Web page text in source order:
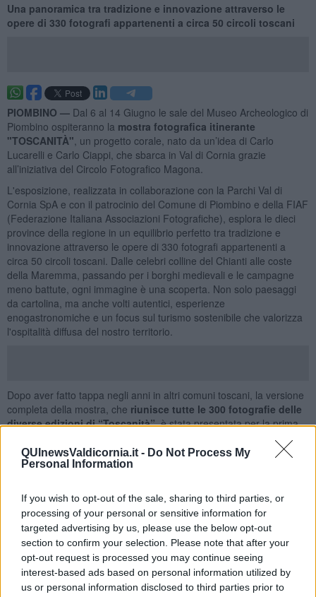
QUInewsValdicornia.it - Do Not Process My
Personal Information
If you wish to opt-out of the sale, sharing to third parties, or
processing of your personal or sensitive information for
targeted advertising by us, please use the below opt-out
section to confirm your selection. Please note that after your
opt-out request is processed you may continue seeing
interest-based ads based on personal information utilized by
us or personal information disclosed to third parties prior to
Una panoramica tra tradizione e innovazione attraverso le
opere di 330 fotografi appartenenti a circa 50 circoli toscani
PIOMBINO — Dal 6 al 14 Giugno le sale del Museo Archeologico di
Piombino ospiteranno la mostra fotografica itinerante
"TOSCANITÀ" , un progetto corale, nato da un’idea di Carlo
Lucarelli e Carlo Ciappi, che sbarca in Val di Cornia grazie
all’iniziativa del Circolo Fotografico Magona.
L'esposizione, realizzata in collaborazione con la Parchi Val di
Cornia SpA e con il patrocinio del Comune di Piombino e della FIAF
(Federazione Italiana Associazioni Fotografiche), esplora le dieci
province della regione in un equilibrio perfetto tra tradizione e
innovazione attraverso le opere di 330 fotografi appartenenti a
circa 50 circoli toscani. Dalle celebri colline del Chianti alle coste
della Maremma, passando per i borghi medievali e le campagne
meno battute, ogni immagine è una scoperta. Non solo paesaggi
da cartolina, ma anche volti autentici, esperienze
enogastronomiche e un focus sul turismo sostenibile che valorizza
l'ospitalità diffusa del nostro territorio.
Dopo aver fatto tappa negli anni in altri comuni toscani, la versione
completa della mostra, che riunisce tutte le 300 fotografie delle
diverse edizioni di “Toscanità”, è stata presentata per la prima
esposizione integrale. L’approdo a Piombino non è casuale: "C'è la
volontà di valorizzare il nostro territorio in un momento storico
attiva e consapevole delle potenzialità paesaggistiche e artistiche
che la Val di Cornia può offrire".
“Toscanità è molto più di una mostra fotografica: è un grande
racconto collettivo che restituisce l'identità di una regione attraverso
lo sguardo di chi la vive, la attraversa e la interpreta ogni giorno. -
ha commentato l'assessora alla Cultura Satya Ferraris - Per
Piombino ospitare questa esposizione significa entrare a far parte